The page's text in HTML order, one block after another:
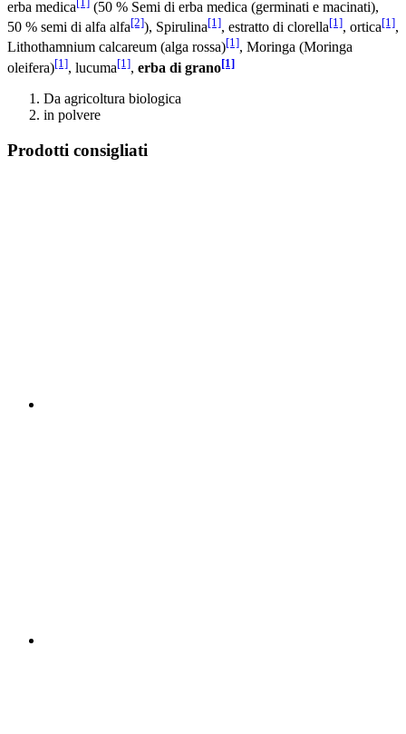
erba medica
(50 % Semi di erba medica (germinati e macinati),
50 % semi di alfa alfa[2]), Spirulina[1], estratto di clorella[1], ortica[1],
Lithothamnium calcareum (alga rossa)[1], Moringa (Moringa
oleifera)[1], lucuma[1], erba di grano[1]
Da agricoltura biologica
in polvere
Prodotti consigliati